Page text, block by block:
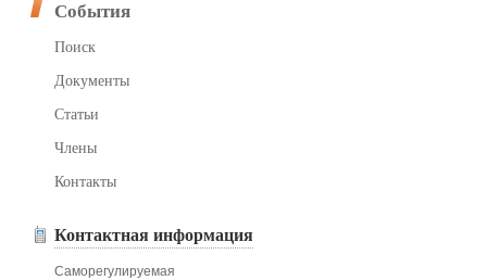
События
Поиск
Документы
Статьи
Члены
Контакты
Контактная информация
Саморегулируемая